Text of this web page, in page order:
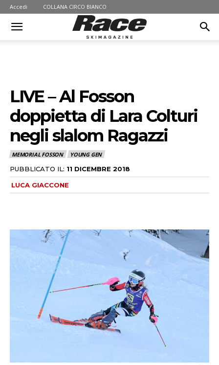
Accedi COLLANA CIRCO BIANCO
LIVE – Al Fosson
doppietta di Lara Colturi
negli slalom Ragazzi
MEMORIAL FOSSON YOUNG GEN
PUBBLICATO IL: 11 DICEMBRE 2018
LUCA GIACCONE